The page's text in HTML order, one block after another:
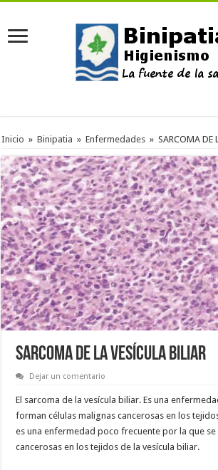
Inicio » Binipatia » Enfermedades » SARCOMA DE
SARCOMA DE LA VESÍCULA BILIAR
Dejar un comentario
El sarcoma de la vesícula biliar. Es una
forman células malignas cancerosas en los
es una enfermedad poco frecuente por la que se
cancerosas en los tejidos de la vesícula biliar.